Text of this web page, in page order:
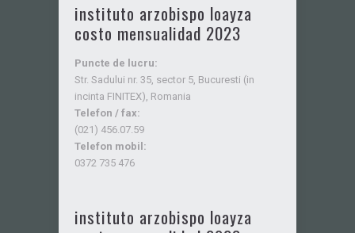
instituto arzobispo loayza
costo mensualidad 2023
Puncte de lucru:
Str. Sadului nr. 35, sector 5, Bucuresti (in
incinta FINITEX), Romania
Telefon / fax:
(021) 456.07.59
Telefon mobil:
0372 735 476
instituto arzobispo loayza